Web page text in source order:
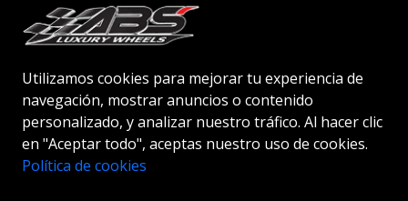
Utilizamos cookies para mejorar tu experiencia de
navegación, mostrar anuncios o contenido
personalizado, y analizar nuestro tráfico. Al hacer clic
en "Aceptar todo", aceptas nuestro uso de cookies.
Política de cookies
Cuenta de distribuidor
© 2026 ABS WHEELS - Todos los derechos